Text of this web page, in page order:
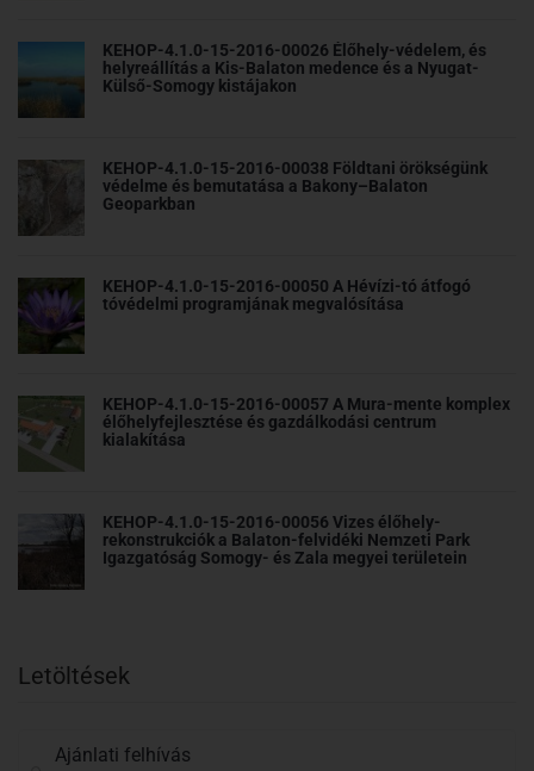
KEHOP-4.1.0-15-2016-00026 Élőhely-védelem, és
helyreállítás a Kis-Balaton medence és a Nyugat-
Külső-Somogy kistájakon
KEHOP-4.1.0-15-2016-00038 Földtani örökségünk
védelme és bemutatása a Bakony–Balaton
Geoparkban
KEHOP-4.1.0-15-2016-00050 A Hévízi-tó átfogó
tóvédelmi programjának megvalósítása
KEHOP-4.1.0-15-2016-00057 A Mura-mente komplex
élőhelyfejlesztése és gazdálkodási centrum
kialakítása
KEHOP-4.1.0-15-2016-00056 Vizes élőhely-
rekonstrukciók a Balaton-felvidéki Nemzeti Park
Igazgatóság Somogy- és Zala megyei területein
Letöltések
Ajánlati felhívás